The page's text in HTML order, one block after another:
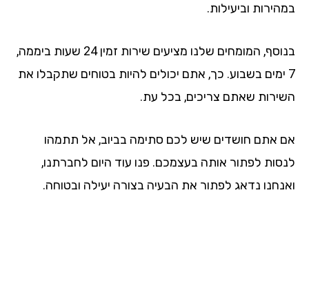
וביעילות.
בנוסף, המומחים שלנו מציעים שירות זמין 24 שעות ביממה,
ימים בשבוע. כך, אתם יכולים להיות בטוחים שתקבלו את
שאתם צריכים, בכל עת.
אתם חושדים שיש לכם סתימה בביוב, אל תתמהו
לפתור אותה בעצמכם. פנו עוד היום לחברתנו,
נדאג לפתור את הבעיה בצורה יעילה ובטוחה.